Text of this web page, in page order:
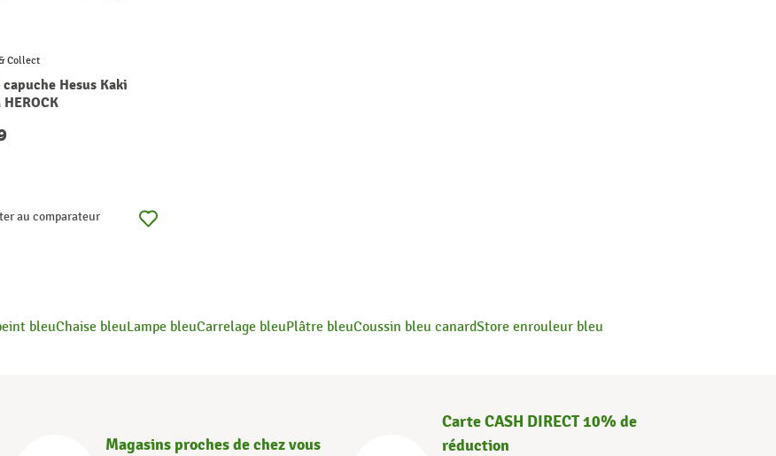
Collect
Hesus Kaki
au comparateur
bleuChaise bleuLampe bleuCarrelage bleuPlâtre bleuCoussin bleu canardStore enrouleur bleu
Magasins proches de chez vous
Carte CASH DIRECT 10% de
réduction